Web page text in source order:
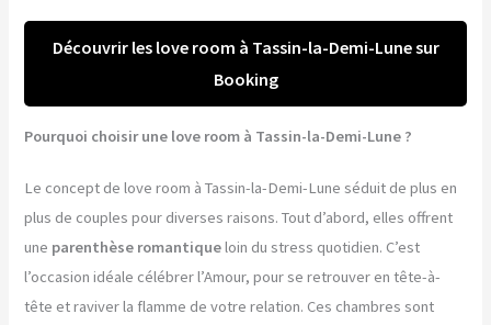
Découvrir les love room à Tassin-la-Demi-Lune sur
Booking
Pourquoi choisir une love room à Tassin-la-Demi-Lune ?
Le concept de love room à Tassin-la-Demi-Lune séduit de plus en
plus de couples pour diverses raisons. Tout d’abord, elles offrent
une parenthèse romantiqueloin du stress quotidien. C’est
l’occasion idéale célébrer l’Amour, pour se retrouver en tête-à-
tête et raviver la flamme de votre relation. Ces chambres sont